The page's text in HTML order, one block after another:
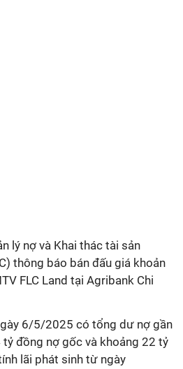
lý nợ và Khai thác tài sản
thông báo bán đấu giá khoản
FLC Land tại Agribank Chi
6/5/2025 có tổng dư nợ gần
đồng nợ gốc và khoảng 22 tỷ
lãi phát sinh từ ngày